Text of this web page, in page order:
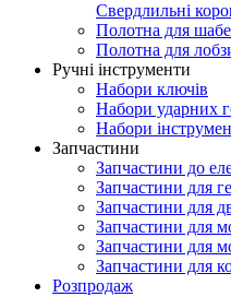
Свердлильні
Полотна для
Полотна для
Ручні інструменти
Набори ключів
Набори ударних
Набори
Запчастини
Запчастини до
Запчастини для
Запчастини для
Запчастини для
Запчастини для
Запчастини для
Розпродаж